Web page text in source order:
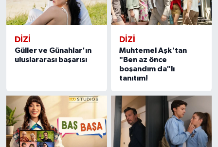
DİZİ
Güller ve Günahlar'ın
uluslararası başarısı
DİZİ
Muhtemel Aşk'tan
"Ben az önce
boşandım da"lı
tanıtım!